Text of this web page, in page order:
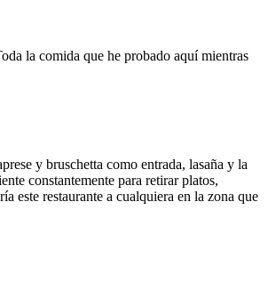
la comida que he probado aquí mientras
y bruschetta como entrada, lasaña y la
constantemente para retirar platos,
este restaurante a cualquiera en la zona que